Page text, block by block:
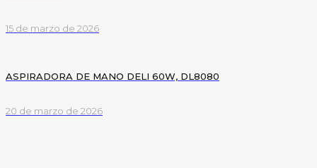
15 de marzo de 2026
ASPIRADORA DE MANO DELI 60W, DL8080
20 de marzo de 2026